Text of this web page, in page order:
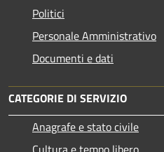
Politici
Personale Amministrativo
Documenti e dati
CATEGORIE DI SERVIZIO
Anagrafe e stato civile